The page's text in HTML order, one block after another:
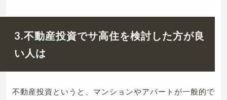
3.不動産投資でサ高住を検討した方が良
い人は
不動産投資というと、マンションやアパートが一般的で